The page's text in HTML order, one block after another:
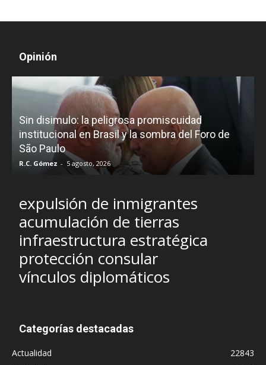
Opinión
Sin disimulo: la peligrosa promiscuidad
institucional en Brasil y la sombra del Foro de
São Paulo
R.C. Gómez - 5 agosto, 2026
expulsión de inmigrantes
acumulación de tierras
infraestructura estratégica
protección consular
vínculos diplomáticos
Categorías destacadas
Actualidad
22843